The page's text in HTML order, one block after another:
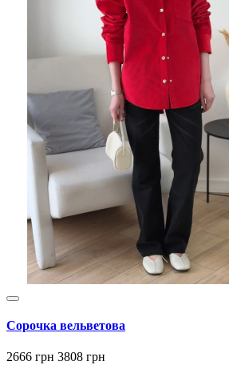
Сорочка вельветова
2666 грн 3808 грн